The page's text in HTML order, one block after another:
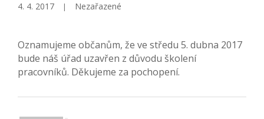
4. 4. 2017 Nezařazené
Oznamujeme občanům, že ve středu 5. dubna 2017
bude náš úřad uzavřen z důvodu školení
pracovníků. Děkujeme za pochopení.